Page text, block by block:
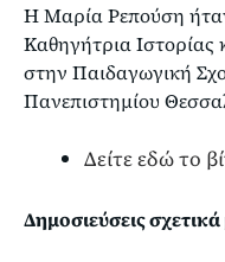
Η Μαρία Ρεπούση
Καθηγήτρια Ιστορίας
στην Παιδαγωγική
Πανεπιστημίου
Δείτε εδώ το
Δημοσιεύσεις